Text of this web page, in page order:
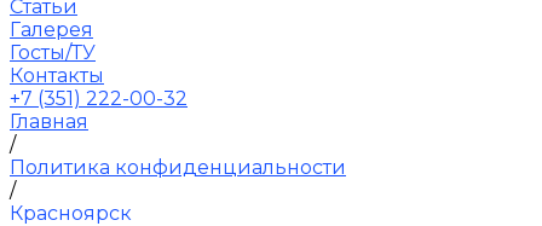
Статьи
Галерея
Госты/ТУ
Контакты
+7 (351) 222-00-32
Главная
/
Политика конфиденциальности
/
Красноярск